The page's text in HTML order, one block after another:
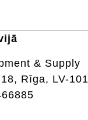
& Supply
Rīga, LV-